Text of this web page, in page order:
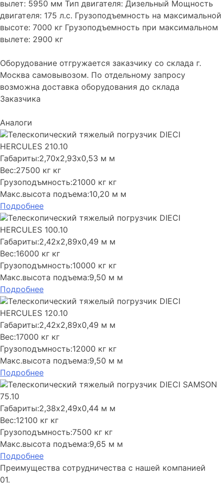
вылет: 5950 мм Тип двигателя: Дизельный Мощность
двигателя: 175 л.с. Грузоподъемность на максимальной
высоте: 7000 кг Грузоподъемность при максимальном
вылете: 2900 кг
Оборудование отгружается заказчику со склада г.
Москва самовывозом. По отдельному запросу
возможна доставка оборудования до склада
Заказчика
Аналоги
Телескопический тяжелый погрузчик DIECI
HERCULES 210.10
Габариты:2,70х2,93х0,53 м м
Вес:27500 кг кг
Грузоподъмность:21000 кг кг
Макс.высота подъема:10,20 м м
Подробнее
Телескопический тяжелый погрузчик DIECI
HERCULES 100.10
Габариты:2,42х2,89х0,49 м м
Вес:16000 кг кг
Грузоподъмность:10000 кг кг
Макс.высота подъема:9,50 м м
Подробнее
Телескопический тяжелый погрузчик DIECI
HERCULES 120.10
Габариты:2,42х2,89х0,49 м м
Вес:17000 кг кг
Грузоподъмность:12000 кг кг
Макс.высота подъема:9,50 м м
Подробнее
Телескопический тяжелый погрузчик DIECI SAMSON
75.10
Габариты:2,38х2,49х0,44 м м
Вес:12100 кг кг
Грузоподъмность:7500 кг кг
Макс.высота подъема:9,65 м м
Подробнее
Преимущества сотрудничества с нашей компанией
01.